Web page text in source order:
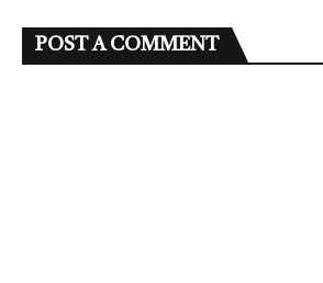
POST A COMMENT